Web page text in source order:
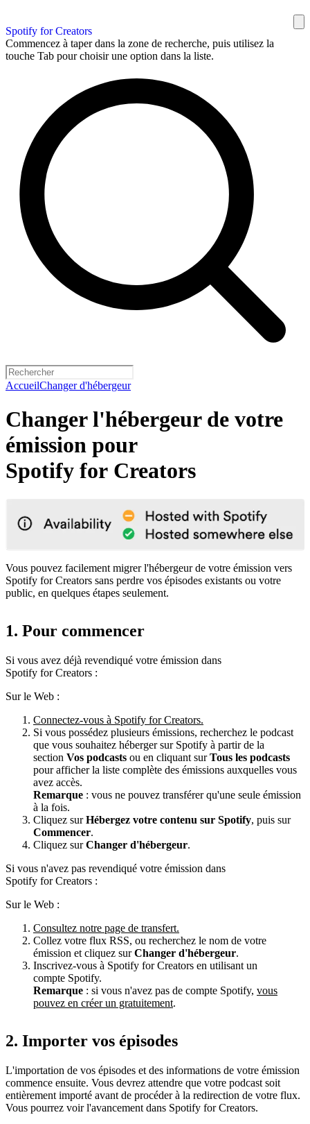
Spotify for Creators
Commencez à taper dans la zone de recherche, puis utilisez la
touche Tab pour choisir une option dans la liste.
AccueilChanger d'hébergeur
Changer l'hébergeur de votre
émission pour
Spotify for Creators
Vous pouvez facilement migrer l'hébergeur de votre émission vers
Spotify for Creators sans perdre vos épisodes existants ou votre
public, en quelques étapes seulement.
1. Pour commencer
Si vous avez déjà revendiqué votre émission dans
Spotify for Creators :
Sur le Web :
Connectez-vous à Spotify for Creators.
Si vous possédez plusieurs émissions, recherchez le podcast
que vous souhaitez héberger sur Spotify à partir de la
section Vos podcasts ou en cliquant surTous les podcasts
pour afficher la liste complète des émissions auxquelles vous
avez accès.
Remarque : vous ne pouvez transférer qu'une seule émission
à la fois.
Cliquez surHébergez votre contenu sur Spotify, puis sur
Commencer.
Cliquez surChanger d'hébergeur.
Si vous n'avez pas revendiqué votre émission dans
Spotify for Creators :
Sur le Web :
Consultez notre page de transfert.
Collez votre flux RSS, ou recherchez le nom de votre
émission et cliquez surChanger d'hébergeur.
Inscrivez-vous à Spotify for Creators en utilisant un
compte Spotify.
Remarque : si vous n'avez pas de compte Spotify, vous
pouvez en créer un gratuitement.
2. Importer vos épisodes
L'importation de vos épisodes et des informations de votre émission
commence ensuite. Vous devrez attendre que votre podcast soit
entièrement importé avant de procéder à la redirection de votre flux.
Vous pourrez voir l'avancement dans Spotify for Creators.